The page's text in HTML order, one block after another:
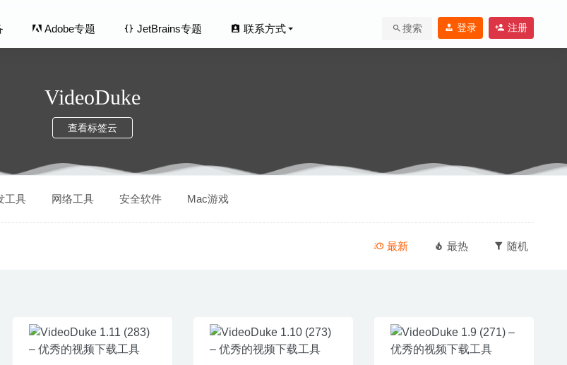
Adobe专题 JetBrains专题 联系方式 搜索 登录 注册
VideoDuke
查看标签云
工具 网络工具 安全软件 Mac游戏
最新 最热 随机
2020-08-11